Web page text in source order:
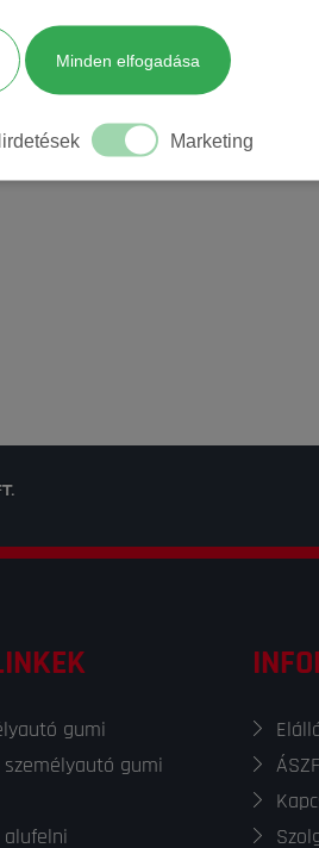
Minden elfogadása
Marketing
gumi
személyautó gumi
alufelni
ÁSZF